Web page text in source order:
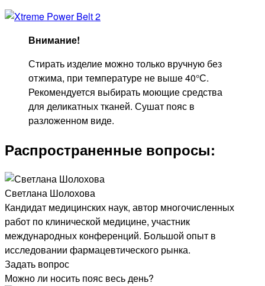
Внимание!
Стирать изделие можно только вручную без
отжима, при температуре не выше 40°С.
Рекомендуется выбирать моющие средства
для деликатных тканей. Сушат пояс в
разложенном виде.
Распространенные вопросы:
Светлана Шолохова
Кандидат медицинских наук, автор многочисленных
работ по клинической медицине, участник
международных конференций. Большой опыт в
исследовании фармацевтического рынка.
Задать вопрос
Можно ли носить пояс весь день?